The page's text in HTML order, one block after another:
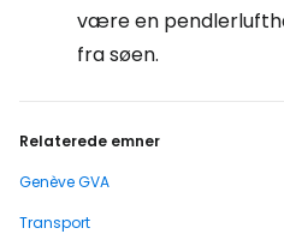
være en
fra søen.
Relaterede emner
Genève GVA
Transport